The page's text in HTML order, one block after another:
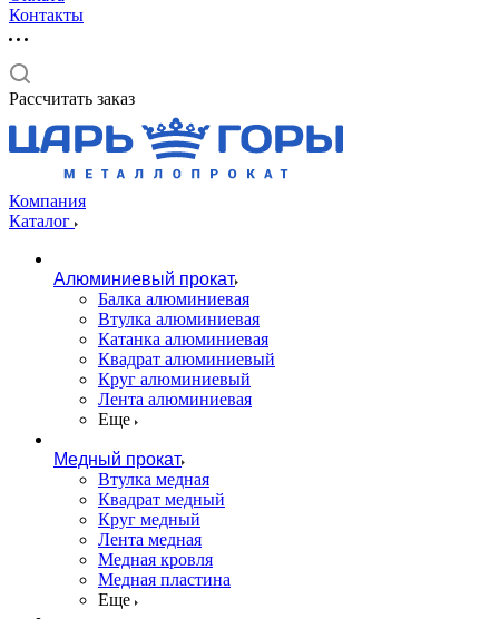
Контакты
Рассчитать заказ
Компания
Каталог
Алюминиевый прокат
Балка алюминиевая
Втулка алюминиевая
Катанка алюминиевая
Квадрат алюминиевый
Круг алюминиевый
Лента алюминиевая
Еще
Медный прокат
Втулка медная
Квадрат медный
Круг медный
Лента медная
Медная кровля
Медная пластина
Еще